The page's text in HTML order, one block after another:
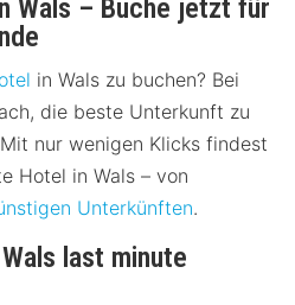
Wals – Buche jetzt für
in Wals zu buchen? Bei
die beste Unterkunft zu
nur wenigen Klicks findest
Hotel in Wals – von
Unterkünften.
last minute